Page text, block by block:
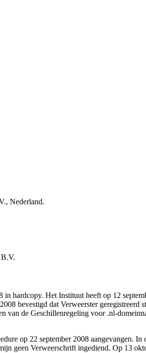
Nederland.
hardcopy. Het Instituut heeft op 12
bevestigd dat Verweerster geregistreerd
van de Geschillenregeling voor .nl-
op 22 september 2008 aangevangen. In
geen Verweerschrift ingediend. Op 13